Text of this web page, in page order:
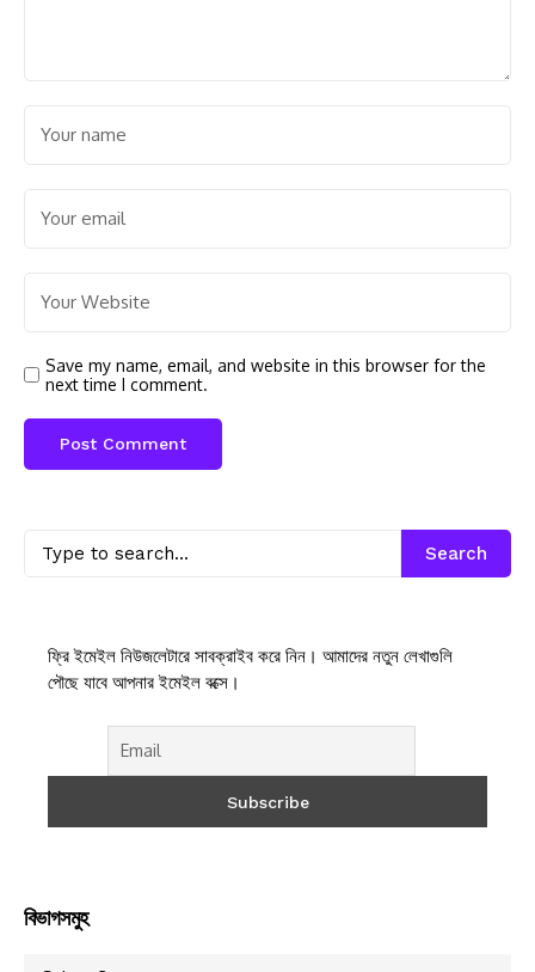
Save my name, email, and website in this browser for the
next time I comment.
Search
ফ্রি ইমেইল নিউজলেটারে সাবক্রাইব করে নিন। আমাদের নতুন লেখাগুলি
পৌছে যাবে আপনার ইমেইল বক্সে।
বিভাগসমুহ